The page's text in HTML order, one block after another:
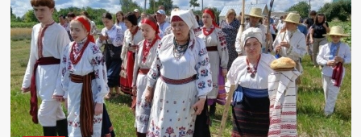
Державності:
урочистості,
вдячність
гордість
за
минуле
та
майбутнє.